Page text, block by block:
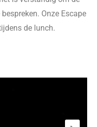
Onze Escape
de lunch.